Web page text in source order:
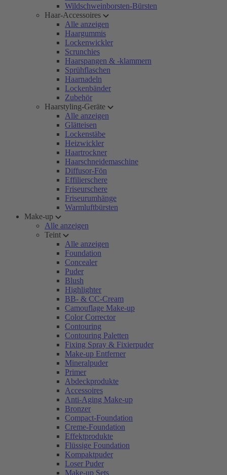
Wildschweinborsten-Bürsten
Haar-Accessoires
Alle anzeigen
Haargummis
Lockenwickler
Scrunchies
Haarspangen & -klammern
Sprühflaschen
Haarnadeln
Lockenbänder
Zubehör
Haarstyling-Geräte
Alle anzeigen
Glätteisen
Lockenstäbe
Heizwickler
Haartrockner
Haarschneidemaschine
Diffusor-Fön
Effilierschere
Friseurschere
Friseurumhänge
Warmluftbürsten
Make-up
Alle anzeigen
Teint
Alle anzeigen
Foundation
Concealer
Puder
Blush
Highlighter
BB- & CC-Cream
Camouflage Make-up
Color Corrector
Contouring
Contouring Paletten
Fixing Spray & Fixierpuder
Make-up Entferner
Mineralpuder
Primer
Abdeckprodukte
Accessoires
Anti-Aging Make-up
Bronzer
Compact-Foundation
Creme-Foundation
Effektprodukte
Flüssige Foundation
Kompaktpuder
Loser Puder
Make-up Sets